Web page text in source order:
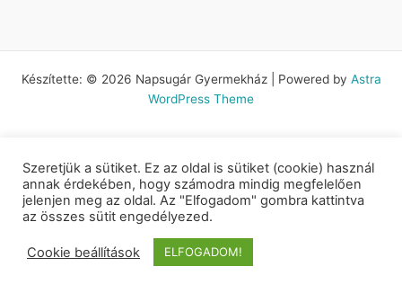
Készítette: © 2026 Napsugár Gyermekház | Powered by Astra
WordPress Theme
Szeretjük a sütiket. Ez az oldal is sütiket (cookie) használ
annak érdekében, hogy számodra mindig megfelelően
jelenjen meg az oldal. Az "Elfogadom" gombra kattintva
az összes sütit engedélyezed.
Cookie beállítások ELFOGADOM!